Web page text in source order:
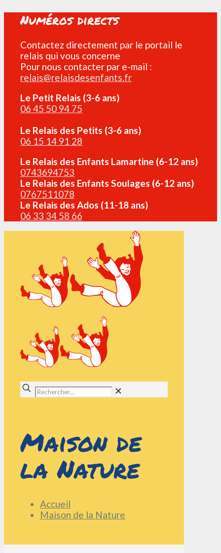
Numéros directs
Contactez directement par le portail le
relais qui vous concerne
Pour nous contacter par e-mail :
relais@relaisdesenfants.fr
Le Petit Relais (3-6 ans)
06 45 50 94 75
Le Relais des Petits (3-6 ans)
06 15 14 91 28
Le Relais des Enfants Lamartine (6-12 ans)
0743694753
Le Relais des Enfants Soulages (6-12 ans)
0767511078
Le Relais des Ados (11-18 ans)
06 33 34 58 66
✕
Maison de
la Nature
Accueil
Maison de la Nature